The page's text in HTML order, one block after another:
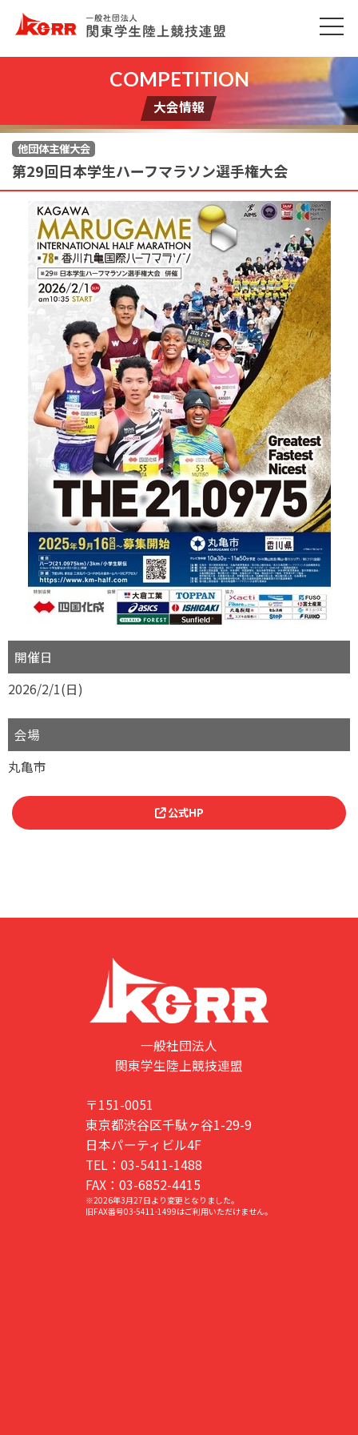
大会情報
他団体主催大会
第29回日本学生ハーフマラソン選手権大会
開催日
2026/2/1(日)
会場
丸亀市
公式HP
一般社団法人
関東学生陸上競技連盟
〒151-0051
東京都渋谷区千駄ヶ谷1-29-9
日本パーティビル4F
TEL：03-5411-1488
FAX：03-6852-4415
※2026年3月27日より変更となりました。
旧FAX番号03-5411-1499はご利用いただけません。